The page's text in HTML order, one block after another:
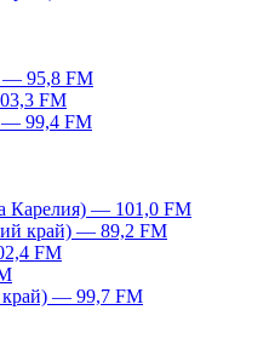
— 95,8 FM
FM
— 99,4 FM
Карелия) — 101,0 FM
край) — 89,2 FM
FM
край) — 99,7 FM